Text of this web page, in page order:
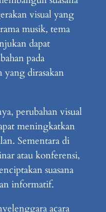
visual yang
musik, tema
dapat
pada
yang dirasakan
perubahan visual
meningkatkan
Sementara di
atau konferensi,
suasana
informatif.
acara